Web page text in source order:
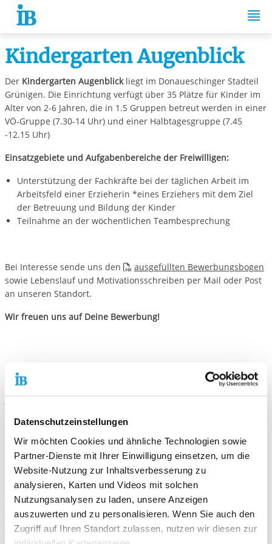
Datenschutzeinstellungen
Wir möchten Cookies und ähnliche Technologien sowie
Partner-Dienste mit Ihrer Einwilligung einsetzen, um die
Website-Nutzung zur Inhaltsverbesserung zu
analysieren, Karten und Videos mit solchen
Nutzungsanalysen zu laden, unsere Anzeigen
auszuwerten und zu personalisieren. Wenn Sie auch den
Zugriff auf Ihren Standort zulassen, nutzen wir diesen zur
Springe zum Inhalt
Kindergarten Augenblick
Der Kindergarten Augenblickliegt im Donaueschinger Stadteil
Grünigen. Die Einrichtung verfügt über 35 Plätze für Kinder im
Alter von 2-6 Jahren, die in 1.5 Gruppen betreut werden in einer
VÖ-Gruppe (7.30-14 Uhr) und einer Halbtagesgruppe (7.45
-12.15 Uhr)
Einsatzgebiete und Aufgabenbereiche der Freiwilligen:
Unterstützung der Fachkräfte bei der täglichen Arbeit im
Arbeitsfeld einer Erzieherin *eines Erziehers mit dem Ziel
der Betreuung und Bildung der Kinder
Teilnahme an der wöchentlichen Teambesprechung
Bei Interesse sende uns den
ausgefüllten Bewerbungsbogen
sowie Lebenslauf und Motivationsschreiben per Mail oder Post
an unseren Standort.
Wir freuen uns auf Deine Bewerbung!
Kontaktiere uns!
E-Mail schreiben
Freiwilligendienste Schwenningen
Marienstr. 10.2
78054 Villingen-Schwenningen
Telefonnummer
07720 99688-13
Faxnummer
07720 99 688-20
E-Mail an Freiwilligendienste Schwenningen
E-Mail schreiben